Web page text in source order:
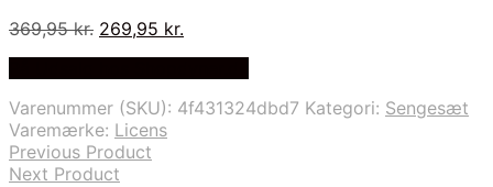
369,95kr. Den
369,95 kr..
269,95 kr.
269,95 kr..
Varenummer (SKU): 4f431324dbd7 Kategori: Sengesæt
Varemærke: Licens
Previous Product
Next Product